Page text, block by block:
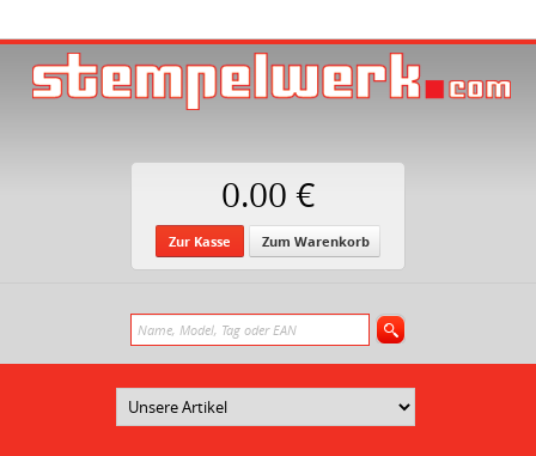
0.00 €
Zur Kasse Zum Warenkorb